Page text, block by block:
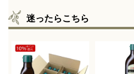
迷ったらこちら